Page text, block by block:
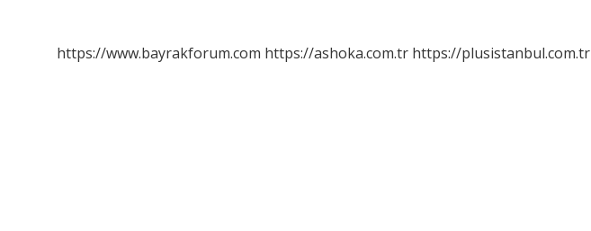
Faiz
https://www.bayrakforum.com https://ashoka.com.tr https://plusistanbul.com.tr